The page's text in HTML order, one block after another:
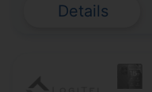
Details